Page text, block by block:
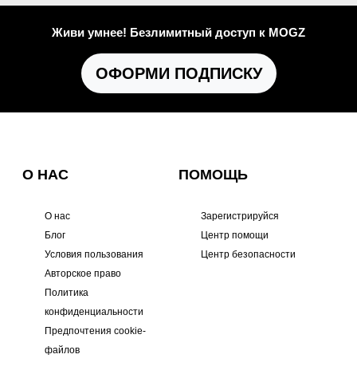
Живи умнее! Безлимитный доступ к MOGZ
ОФОРМИ ПОДПИСКУ
О НАС
О нас
Блог
Условия пользования
Авторское право
Политика
конфиденциальности
Предпочтения cookie-
файлов
ПОМОЩЬ
Зарегистрируйся
Центр помощи
Центр безопасности